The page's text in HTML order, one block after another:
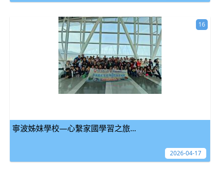
寧波姊妹學校—心繫家國學習之旅...
16
2026-04-17